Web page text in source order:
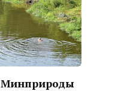
Минприроды